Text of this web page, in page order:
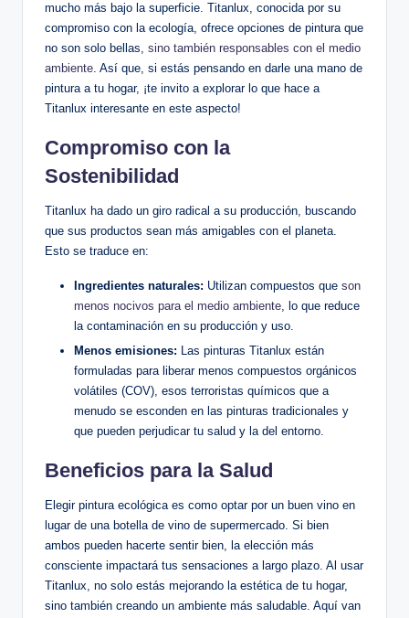
mucho más bajo la superficie. Titanlux, conocida por su
compromiso con la ecología, ofrece opciones de pintura que
no son solo bellas, sino también responsables con el medio
ambiente. Así que, si estás pensando en darle una mano de
pintura a tu hogar, ¡te invito a explorar lo que hace a
Titanlux interesante en este aspecto!
Compromiso con la
Sostenibilidad
Titanlux ha dado un giro radical a su producción, buscando
que sus productos sean más amigables con el planeta.
Esto se traduce en:
Ingredientes naturales: Utilizan compuestos que son
menos nocivos para el medio ambiente, lo que reduce
la contaminación en su producción y uso.
Menos emisiones: Las pinturas Titanlux están
formuladas para liberar menos compuestos orgánicos
volátiles (COV), esos terroristas químicos que a
menudo se esconden en las pinturas tradicionales y
que pueden perjudicar tu salud y la del entorno.
Beneficios para la Salud
Elegir pintura ecológica es como optar por un buen vino en
lugar de una botella de vino de supermercado. Si bien
ambos pueden hacerte sentir bien, la elección más
consciente impactará tus sensaciones a largo plazo. Al usar
Titanlux, no solo estás mejorando la estética de tu hogar,
sino también creando un ambiente más saludable. Aquí van